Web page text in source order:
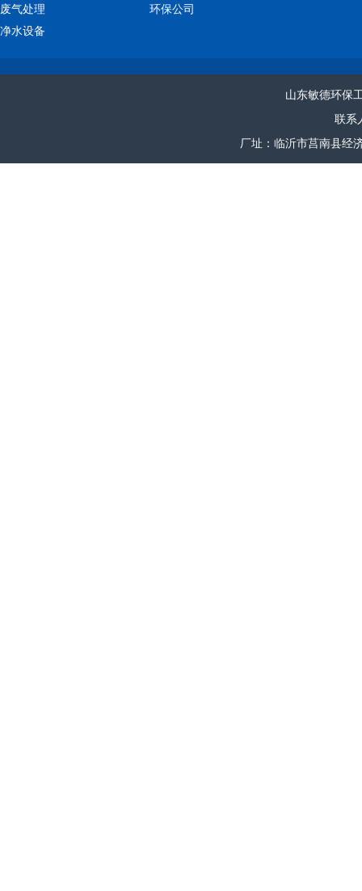
废气处理
净水设备
环保公司
山东敏德环保
联系
厂址：临沂市莒南县经